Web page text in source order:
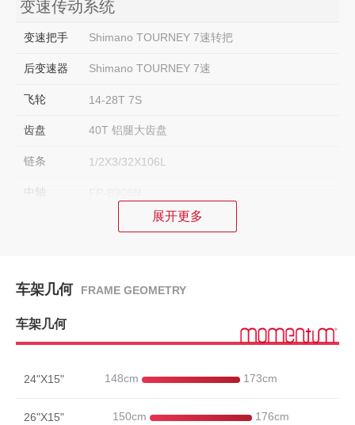
变速传动系统
变速把手 Shimano TOURNEY 7速转把
后变速器 Shimano TOURNEY 7速
飞轮 14-28T 7S
齿盘 40T 铝腿大齿盘
链条 1/2X3/32X106L
中轴
刹车把手
组件
座垫 城市舒适座垫抑菌
铝合金车把
展开更多
车架几何 FRAME GEOMETRY
车架几何
24"X15" 148cm 173cm
26"X15" 150cm 176cm